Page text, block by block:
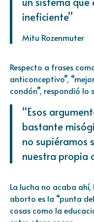
ineficiente”
Mitu Rozenmuter
Respecto a frases
anticonceptivo”,
condón”, respondió lo
“Esos
bastante
no supiéramos
nuestra propia
La lucha no acaba
aborto es la “punta
cosas como la